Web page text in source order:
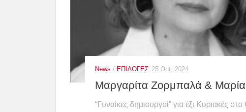
News / ΕΠΙΛΟΓΕΣ 25 Oct, 2024
Μαργαρίτα Ζορμπαλά &
“Γυναίκες δημιουργοί” για έξι Κυριακές